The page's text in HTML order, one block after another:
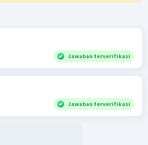
Jawaban terverifikasi
Jawaban terverifikasi